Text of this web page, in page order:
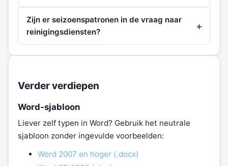
Zijn er seizoenspatronen in de vraag naar
reinigingsdiensten?
Verder verdiepen
Word-sjabloon
Liever zelf typen in Word? Gebruik het neutrale
sjabloon zonder ingevulde voorbeelden:
Word 2007 en hoger (.docx)